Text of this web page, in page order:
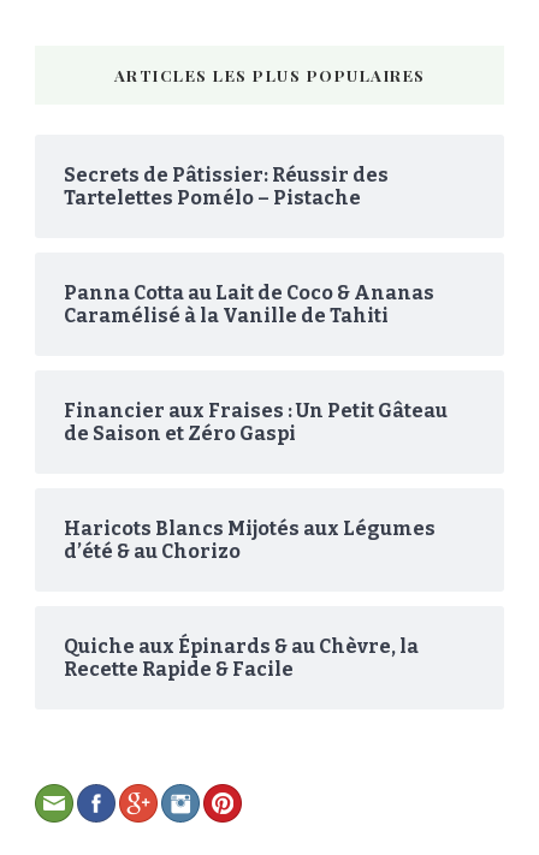
ARTICLES LES PLUS POPULAIRES
Secrets de Pâtissier: Réussir des
Tartelettes Pomélo – Pistache
Panna Cotta au Lait de Coco & Ananas
Caramélisé à la Vanille de Tahiti
Financier aux Fraises : Un Petit Gâteau
de Saison et Zéro Gaspi
Haricots Blancs Mijotés aux Légumes
d’été & au Chorizo
Quiche aux Épinards & au Chèvre, la
Recette Rapide & Facile